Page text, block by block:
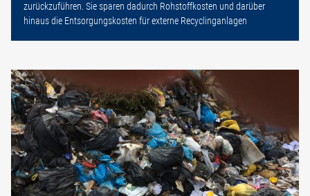
zurückzuführen. Sie sparen dadurch Rohstoffkosten und darüber
hinaus die Entsorgungskosten für externe Recyclinganlagen